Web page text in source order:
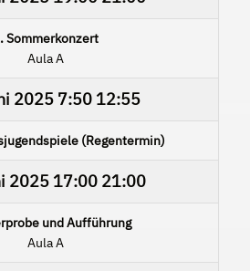
Sommerkonzert
Aula A
2025 7:50 12:55
(Regentermin)
202517:00 21:00
und Aufführung
Aula A